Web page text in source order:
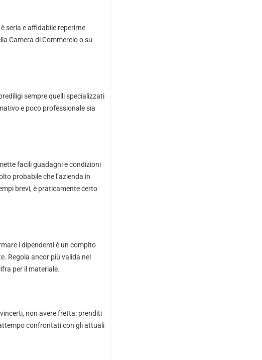
seria e affidabile reperirne
Camera di Commercio o su
sempre quelli specializzati
e poco professionale sia
facili guadagni e condizioni
probabile che l’azienda in
brevi, è praticamente certo
i dipendenti è un compito
Regola ancor più valida nel
per il materiale.
non avere fretta: prenditi
confrontati con gli attuali